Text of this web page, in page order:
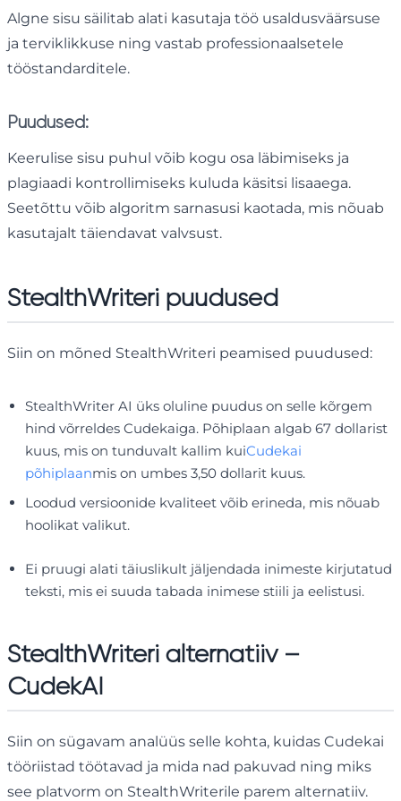
Algne sisu säilitab alati kasutaja töö usaldusväärsuse
ja terviklikkuse ning vastab professionaalsetele
tööstandarditele.
Puudused:
Keerulise sisu puhul võib kogu osa läbimiseks ja
plagiaadi kontrollimiseks kuluda käsitsi lisaaega.
Seetõttu võib algoritm sarnasusi kaotada, mis nõuab
kasutajalt täiendavat valvsust.
StealthWriteri puudused
Siin on mõned StealthWriteri peamised puudused:
StealthWriter AI üks oluline puudus on selle kõrgem
hind võrreldes Cudekaiga. Põhiplaan algab 67 dollarist
kuus, mis on tunduvalt kallim kuiCudekai
põhiplaanmis on umbes 3,50 dollarit kuus.
Loodud versioonide kvaliteet võib erineda, mis nõuab
hoolikat valikut.
Ei pruugi alati täiuslikult jäljendada inimeste kirjutatud
teksti, mis ei suuda tabada inimese stiili ja eelistusi.
StealthWriteri alternatiiv –
CudekAI
Siin on sügavam analüüs selle kohta, kuidas Cudekai
tööriistad töötavad ja mida nad pakuvad ning miks
see platvorm on StealthWriterile parem alternatiiv.